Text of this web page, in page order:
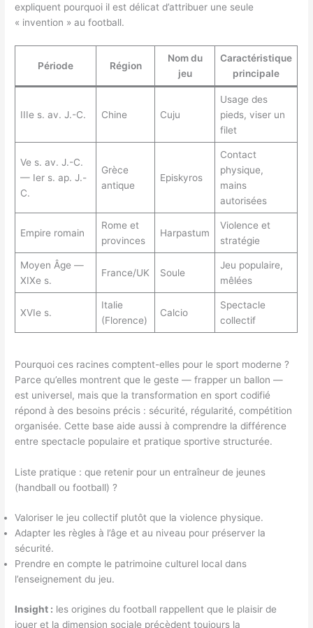
expliquent pourquoi il est délicat d’attribuer une seule
« invention » au football.
Période Région
Nom du
jeu
Caractéristique
principale
IIIe s. av. J.-C. Chine Cuju
Usage des
pieds, viser un
filet
Ve s. av. J.-C.
— Ier s. ap. J.-
C.
Grèce
antique
Episkyros
Contact
physique,
mains
autorisées
Empire romain
Rome et
provinces
Harpastum
Violence et
stratégie
Moyen Âge —
XIXe s.
France/UK Soule
Jeu populaire,
mêlées
XVIe s.
Italie
(Florence)
Calcio
Spectacle
collectif
Pourquoi ces racines comptent-elles pour le sport moderne ?
Parce qu’elles montrent que le geste — frapper un ballon —
est universel, mais que la transformation en sport codifié
répond à des besoins précis : sécurité, régularité, compétition
organisée. Cette base aide aussi à comprendre la différence
entre spectacle populaire et pratique sportive structurée.
Liste pratique : que retenir pour un entraîneur de jeunes
(handball ou football) ?
Valoriser le jeu collectif plutôt que la violence physique.
Adapter les règles à l’âge et au niveau pour préserver la
sécurité.
Prendre en compte le patrimoine culturel local dans
l’enseignement du jeu.
Insight : les origines du football rappellent que le plaisir de
jouer et la dimension sociale précèdent toujours la